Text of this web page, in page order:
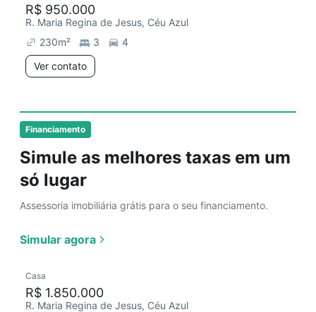
Financiamento
Simule as melhores taxas em um
só lugar
Assessoria imobiliária grátis para o seu financiamento.
Simular agora
R$ 950.000
R. Maria Regina de Jesus, Céu Azul
230m² 3
4
Ver contato
Casa
R$ 1.850.000
R. Maria Regina de Jesus, Céu Azul